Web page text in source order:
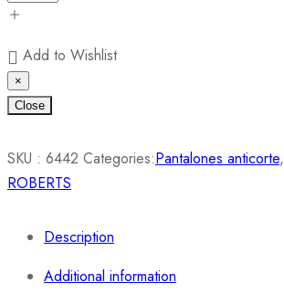
Add to Wishlist
×
Close
SKU : 6442 Categories:Pantalones anticorte,
ROBERTS
Description
Additional information